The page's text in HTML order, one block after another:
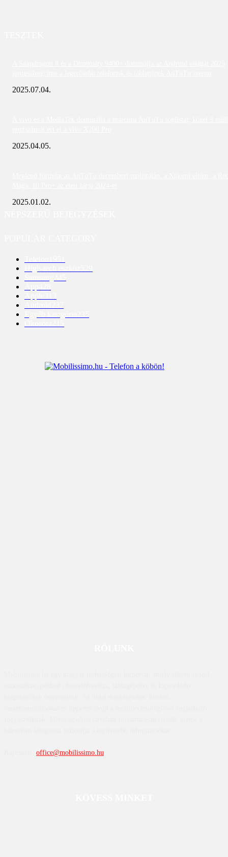
2025.07.04.
2025.04.05.
2025.01.02.
office@mobilissimo.hu